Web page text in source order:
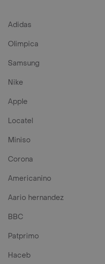
Adidas
Olimpica
Samsung
Nike
Apple
Locatel
Miniso
Corona
Americanino
Aario hernandez
BBC
Patprimo
Haceb